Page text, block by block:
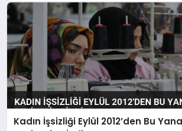
Kadın İşsizliği Eylül 2012’den Bu